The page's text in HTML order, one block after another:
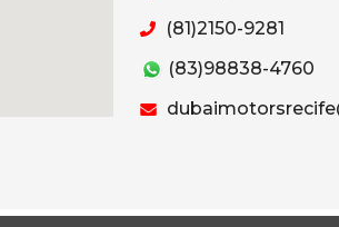
(81)2150-9281
(83)98838-4760